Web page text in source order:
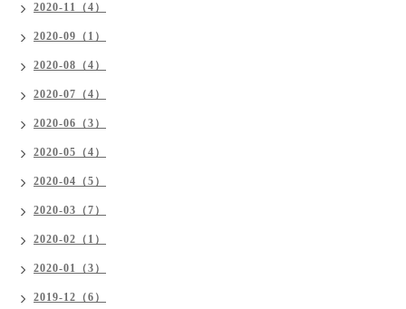
2020-11（4）
2020-09（1）
2020-08（4）
2020-07（4）
2020-06（3）
2020-05（4）
2020-04（5）
2020-03（7）
2020-02（1）
2020-01（3）
2019-12（6）